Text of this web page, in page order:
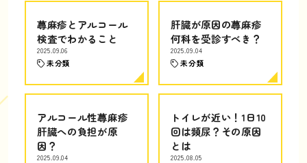
蕁麻疹とアルコール
検査でわかること
2025.09.06
未分類
肝臓が原因の蕁麻疹
何科を受診すべき？
2025.09.04
未分類
アルコール性蕁麻疹
肝臓への負担が原
因？
2025.09.04
トイレが近い！1日10
回は頻尿？その原因
とは
2025.08.05